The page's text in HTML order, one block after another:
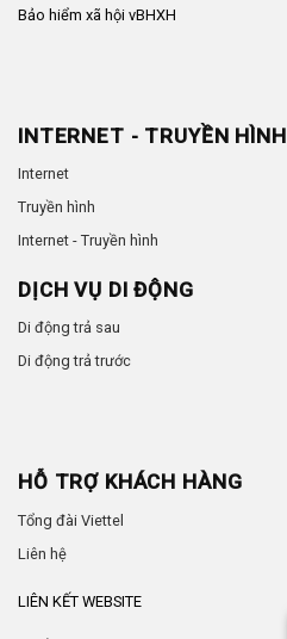
Bảo hiểm xã hội vBHXH
INTERNET - TRUYỀN HÌNH
Internet
Truyền hình
Internet - Truyền hình
DỊCH VỤ DI ĐỘNG
Di động trả sau
Di động trả trước
HỖ TRỢ KHÁCH HÀNG
Tổng đài Viettel
Liên hệ
LIÊN KẾT WEBSITE